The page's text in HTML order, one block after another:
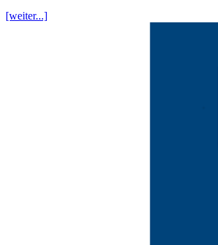
[weiter...]